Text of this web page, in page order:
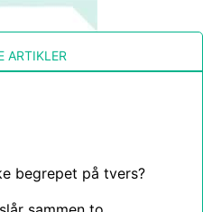
ARTIKLER
begrepet på tvers?